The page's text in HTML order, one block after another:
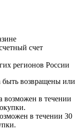
счет
регионов России
быть возвращены или
возможен в течении
в течении 30